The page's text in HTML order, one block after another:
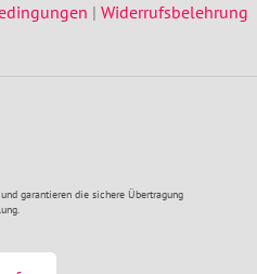
| Widerrufsbelehrung
garantieren die sichere Übertragung